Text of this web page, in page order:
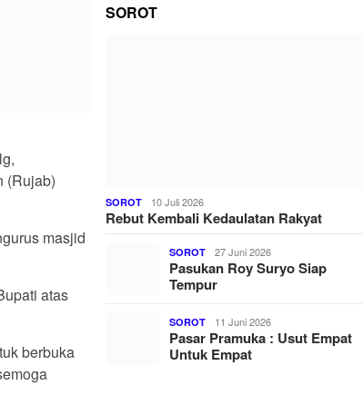
(Rujab)
masjid
atas
berbuka
SOROT
SOROT 10 Juli 2026
Rebut Kembali Kedaulatan Rakyat
SOROT 27 Juni 2026
Pasukan Roy Suryo Siap
Tempur
SOROT 11 Juni 2026
Pasar Pramuka : Usut Empat
Untuk Empat